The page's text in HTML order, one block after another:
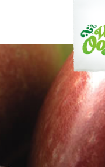
Verse Oogst